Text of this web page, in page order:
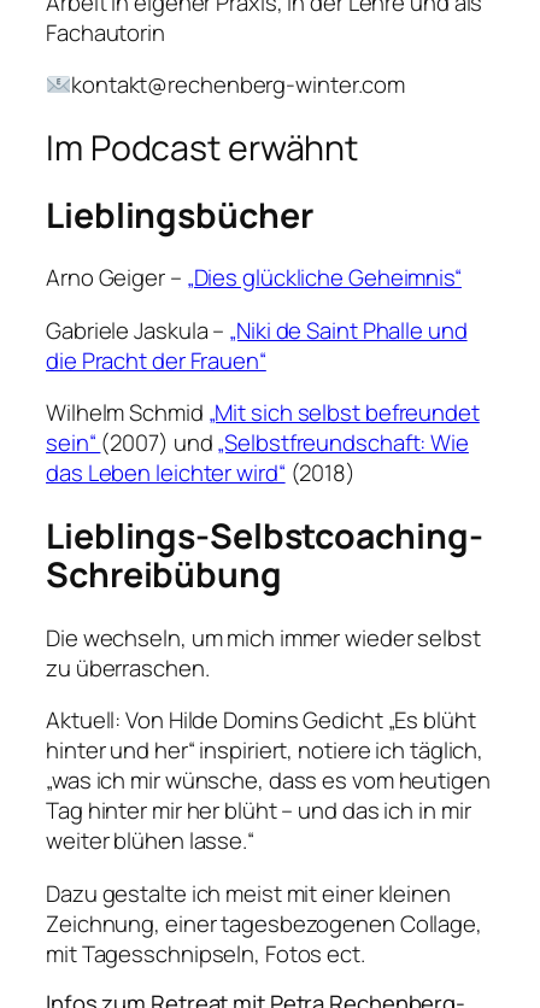
Fachautorin
kontakt@rechenberg-winter.com
Im Podcast erwähnt
Lieblingsbücher
Arno Geiger – „Dies glückliche Geheimnis“
Gabriele Jaskula – „Niki de Saint Phalle und
die Pracht der Frauen“
Wilhelm Schmid „Mit sich selbst befreundet
sein“ (2007) und„Selbstfreundschaft: Wie
das Leben leichter wird“ (2018)
Lieblings-Selbstcoaching-
Schreibübung
Die wechseln, um mich immer wieder selbst
zu überraschen.
Aktuell: Von Hilde Domins Gedicht „Es blüht
hinter und her“ inspiriert, notiere ich täglich,
„was ich mir wünsche, dass es vom heutigen
Tag hinter mir her blüht – und das ich in mir
weiter blühen lasse.“
Dazu gestalte ich meist mit einer kleinen
Zeichnung, einer tagesbezogenen Collage,
mit Tagesschnipseln, Fotos ect.